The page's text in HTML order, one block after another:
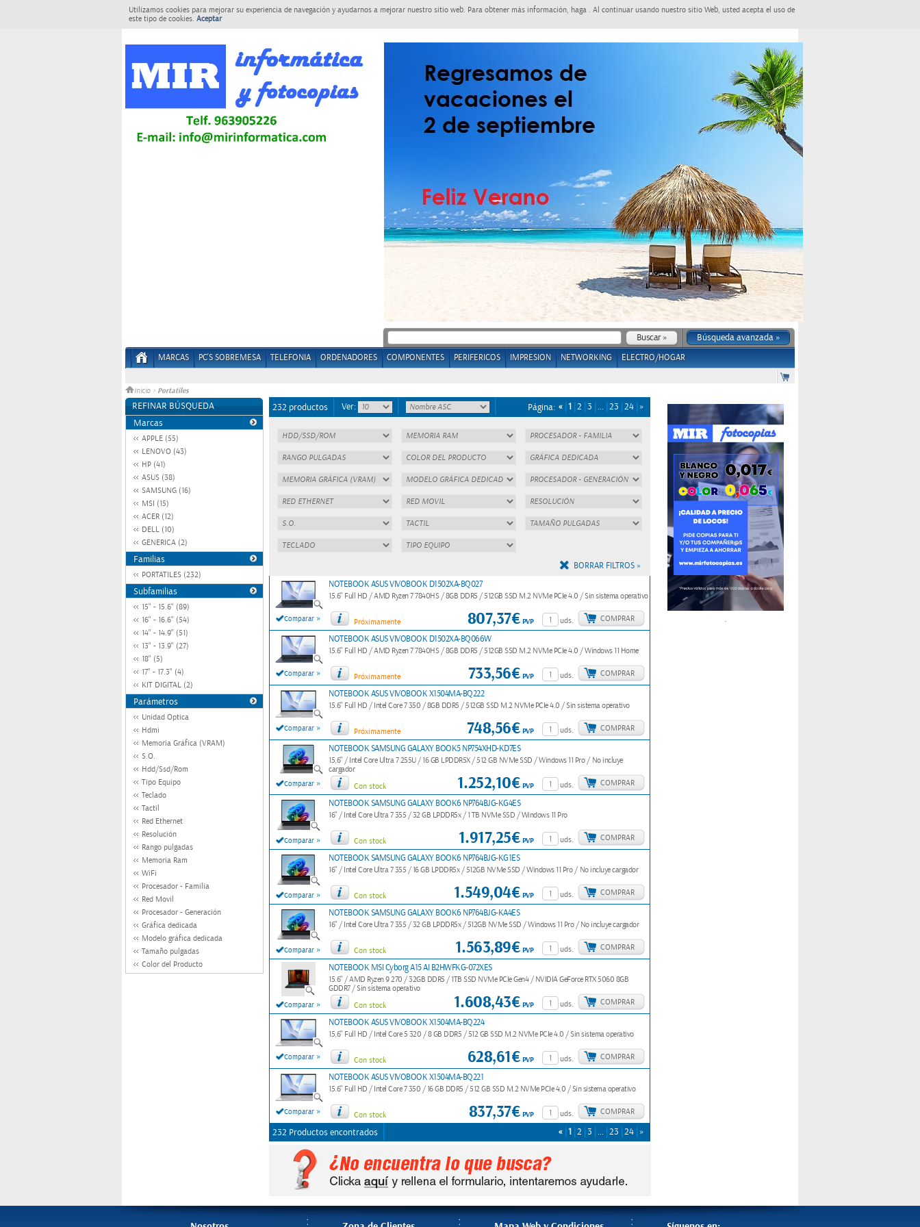
Utilizamos cookies para mejorar su experiencia de navegación y ayudarnos a mejorar nuestro sitio web. Para obtener más información, haga . Al continuar usando nuestro sitio Web, usted acepta el uso de
este tipo de cookies. Aceptar
Búsqueda avanzada »
MARCAS PC'S SOBREMESA TELEFONIA ORDENADORES COMPONENTES PERIFERICOS IMPRESION NETWORKING ELECTRO/HOGAR
Inicio > Portatiles
REFINAR BÚSQUEDA
Marcas
APPLE (55)
LENOVO (43)
HP (41)
ASUS (38)
SAMSUNG (16)
MSI (15)
ACER (12)
DELL (10)
GENERICA (2)
Familias
PORTATILES (232)
Subfamilias
15" - 15.6" (89)
16" - 16.6" (54)
14" - 14.9" (51)
13" - 13.9" (27)
18" (5)
17" - 17.3" (4)
KIT DIGITAL (2)
Parámetros
Unidad Optica
Hdmi
Memoria Gráfica (VRAM)
S.O.
Hdd/Ssd/Rom
Tipo Equipo
Teclado
Tactil
Red Ethernet
Resolución
Rango pulgadas
Memoria Ram
WiFi
Procesador - Familia
Red Movil
Procesador - Generación
Gráfica dedicada
Modelo gráfica dedicada
Tamaño pulgadas
Color del Producto
232 productos Ver: Página: « 1 2 3 … 23 24 »
BORRAR FILTROS »
Comparar »
NOTEBOOK ASUS VIVOBOOK D1502XA-BQ027
15.6" Full HD / AMD Ryzen 7 7840HS / 8GB DDR5 / 512GB SSD M.2 NVMe PCIe 4.0 / Sin sistema operativo
Próximamente uds. COMPRAR
807,37€PVP
Comparar »
NOTEBOOK ASUS VIVOBOOK D1502XA-BQ066W
15.6" Full HD / AMD Ryzen 7 7840HS / 8GB DDR5 / 512GB SSD M.2 NVMe PCIe 4.0 / Windows 11 Home
Próximamente uds. COMPRAR
733,56€PVP
Comparar »
NOTEBOOK ASUS VIVOBOOK X1504MA-BQ222
15.6" Full HD / Intel Core 7 350 / 8GB DDR5 / 512GB SSD M.2 NVMe PCIe 4.0 / Sin sistema operativo
Próximamente uds. COMPRAR
748,56€PVP
Comparar »
NOTEBOOK SAMSUNG GALAXY BOOK5 NP754XHD-KD7ES
15,6" / Intel Core Ultra 7 255U / 16 GB LPDDR5X / 512 GB NVMe SSD / Windows 11 Pro / No incluye
cargador
Con stock
uds. COMPRAR
1.252,10€PVP
Comparar »
NOTEBOOK SAMSUNG GALAXY BOOK6 NP764BJG-KG4ES
16" / Intel Core Ultra 7 355 / 32 GB LPDDR5x / 1 TB NVMe SSD / Windows 11 Pro
Con stock uds. COMPRAR
1.917,25€PVP
Comparar »
NOTEBOOK SAMSUNG GALAXY BOOK6 NP764BJG-KG1ES
16" / Intel Core Ultra 7 355 / 16 GB LPDDR5x / 512GB NVMe SSD / Windows 11 Pro / No incluye cargador
Con stock uds. COMPRAR
1.549,04€PVP
Comparar »
NOTEBOOK SAMSUNG GALAXY BOOK6 NP764BJG-KA4ES
16" / Intel Core Ultra 7 355 / 32 GB LPDDR5x / 512GB NVMe SSD / Windows 11 Pro / No incluye cargador
Con stock uds. COMPRAR
1.563,89€PVP
Comparar »
NOTEBOOK MSI Cyborg A15 AI B2HWFKG-072XES
15.6" / AMD Ryzen 9 270 / 32GB DDR5 / 1TB SSD NVMe PCIe Gen4 / NVIDIA GeForce RTX 5060 8GB
GDDR7 / Sin sistema operativo
Con stock
uds. COMPRAR
1.608,43€PVP
Comparar »
NOTEBOOK ASUS VIVOBOOK X1504MA-BQ224
15,6" Full HD / Intel Core 5 320 / 8 GB DDR5 / 512 GB SSD M.2 NVMe PCIe 4.0 / Sin sistema operativo
Con stock uds. COMPRAR
628,61€PVP
Comparar »
NOTEBOOK ASUS VIVOBOOK X1504MA-BQ221
15.6" Full HD / Intel Core 7 350 / 16 GB DDR5 / 512 GB SSD M.2 NVMe PCIe 4.0 / Sin sistema operativo
Con stock uds. COMPRAR
837,37€PVP
232 Productos encontrados « 1 2 3 … 23 24 »
.